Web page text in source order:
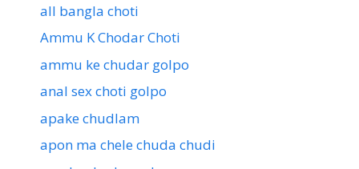
all bangla choti
Ammu K Chodar Choti
ammu ke chudar golpo
anal sex choti golpo
apake chudlam
apon ma chele chuda chudi